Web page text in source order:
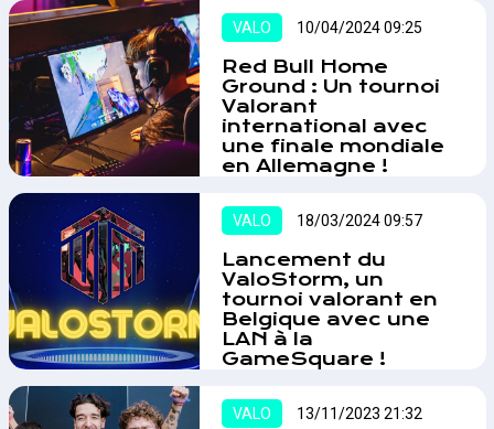
l'esport.
Les 1er et 2 août 2026, Valkyriant
organisera le Valkyathon 2026,
un marathon caritatif diffusé sur
Twitch depuis les locaux de la
Belgium Esports Federation,
BESF, situés dans les Sheds de
Tour & Taxis.…
VALO 10/04/2024 09:25
Red Bull Home
Ground : Un tournoi
Valorant
international avec
une finale mondiale
en Allemagne !
grand tournoi mondial 5v5
VALORANT, s'arrête pour la
première fois en Belgique cette
année.…
VALO 18/03/2024 09:57
Lancement du
ValoStorm, un
tournoi valorant en
Belgique avec une
LAN à la
GameSquare !
marque le début de ValoStorm,
VALO 13/11/2023 21:32